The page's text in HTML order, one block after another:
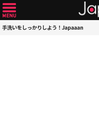
手洗いをしっかりしよう！Japaaan